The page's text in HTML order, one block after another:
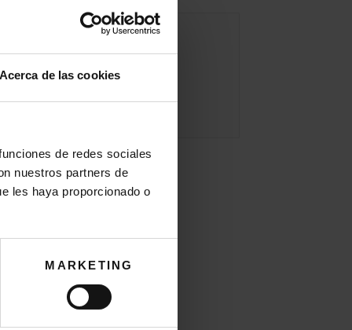
Acerca de las cookies
de redes sociales
nuestros partners de
les haya proporcionado o
MARKETING